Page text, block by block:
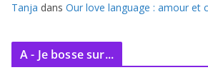
Tanja dans Our love language : amour et
A - Je bosse sur...